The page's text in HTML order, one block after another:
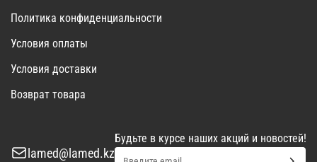
Политика конфиденциальности
Условия оплаты
Условия доставки
Возврат товара
lamed@lamed.kz
Будьте в курсе наших акций и новостей!